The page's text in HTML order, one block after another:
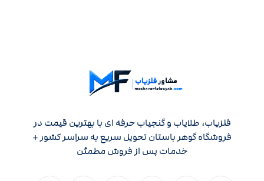
فلزیاب، طلایاب و گنجیاب حرفه ای با بهترین قیمت در
فروشگاه گوهر باستان تحویل سریع به سراسر کشور +
خدمات پس از فروش مطمئن